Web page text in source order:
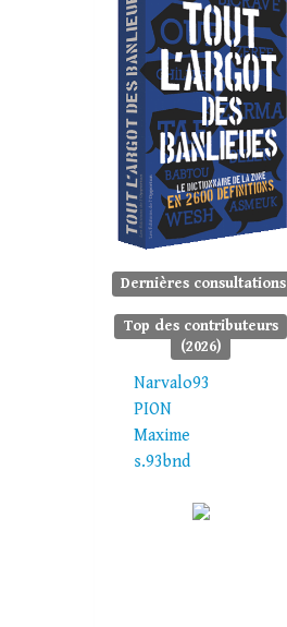
Dernières consultations
Top des contributeurs
(2026)
Narvalo93
PION
Maxime
s.93bnd